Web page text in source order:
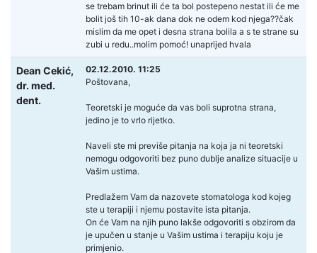
se trebam brinut ili će ta bol postepeno nestat ili će me
bolit još tih 10-ak dana dok ne odem kod njega??čak
mislim da me opet i desna strana bolila a s te strane su
zubi u redu..molim pomoć! unaprijed hvala
Dean Cekić,
dr. med.
dent.
02.12.2010. 11:25
Poštovana,
Teoretski je moguće da vas boli suprotna strana,
jedino je to vrlo rijetko.
Naveli ste mi previše pitanja na koja ja ni teoretski
nemogu odgovoriti bez puno dublje analize situacije u
Vašim ustima.
Predlažem Vam da nazovete stomatologa kod kojeg
ste u terapiji i njemu postavite ista pitanja.
On će Vam na njih puno lakše odgovoriti s obzirom da
je upučen u stanje u Vašim ustima i terapiju koju je
primjenio.